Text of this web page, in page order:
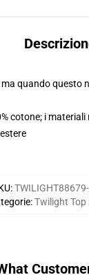
quando questo
cotone; i
:TWILIGHT88679-
:Twilight